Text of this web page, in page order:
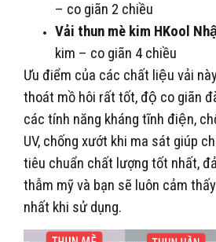
– co giãn 2 chiều
Vải thun mè kim HKool
kim – co giãn 4 chiều
Ưu điểm của các chất liệu vải
thoát mồ hôi rất tốt, độ co giãn
các tính năng kháng tĩnh điện,
UV, chống xướt khi ma sát giúp
tiêu chuẩn chất lượng tốt nhất,
thẫm mỹ và bạn sẽ luôn cảm
nhất khi sử dụng.